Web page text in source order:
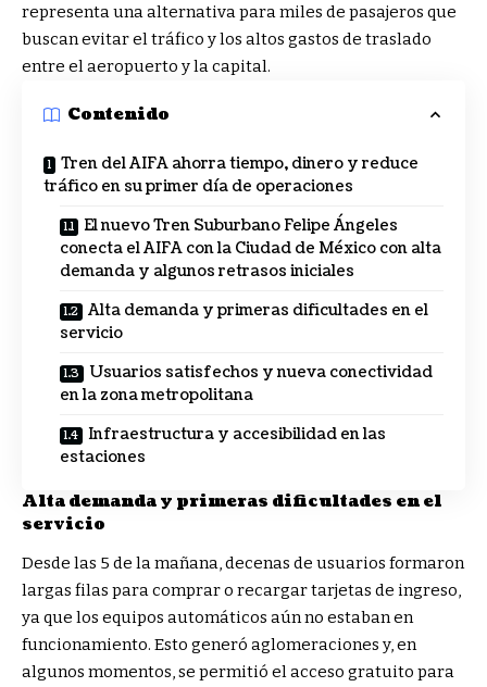
representa una alternativa para miles de pasajeros que
buscan evitar el tráfico y los altos gastos de traslado
entre el aeropuerto y la capital.
Contenido
Tren del AIFA ahorra tiempo, dinero y reduce
tráfico en su primer día de operaciones
El nuevo Tren Suburbano Felipe Ángeles
conecta el AIFA con la Ciudad de México con alta
demanda y algunos retrasos iniciales
Alta demanda y primeras dificultades en el
servicio
Usuarios satisfechos y nueva conectividad
en la zona metropolitana
Infraestructura y accesibilidad en las
estaciones
Alta demanda y primeras dificultades en el
servicio
Desde las 5 de la mañana, decenas de usuarios formaron
largas filas para comprar o recargar tarjetas de ingreso,
ya que los equipos automáticos aún no estaban en
funcionamiento. Esto generó aglomeraciones y, en
algunos momentos, se permitió el acceso gratuito para